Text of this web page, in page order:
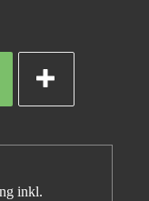
inkl.